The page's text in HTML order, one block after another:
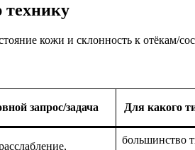
кожи и склонность к отёкам/
запрос/задача Для какого
большинство